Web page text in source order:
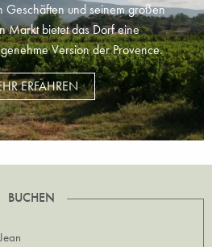
Geschäften und seinem großen
Markt bietet das Dorf eine
Version der Provence.
ERFAHREN
BUCHEN